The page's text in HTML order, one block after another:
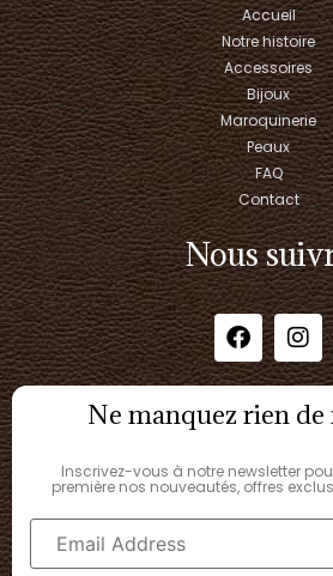
Accueil
Notre histoire
Accessoires
Bijoux
Maroquinerie
Peaux
FAQ
Contact
Nous
Ne manquez rien de
Inscrivez-vous à notre newsletter
première nos nouveautés, offres